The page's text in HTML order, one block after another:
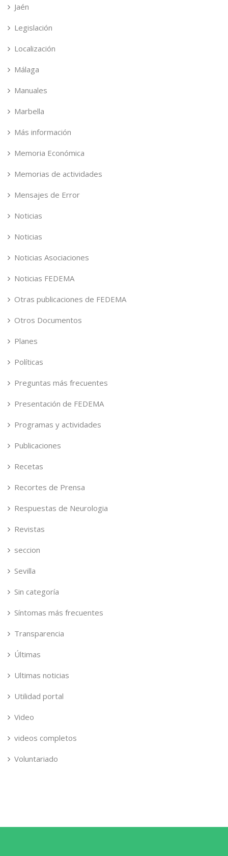
Jaén
Legislación
Localización
Málaga
Manuales
Marbella
Más información
Memoria Económica
Memorias de actividades
Mensajes de Error
Noticias
Noticias
Noticias Asociaciones
Noticias FEDEMA
Otras publicaciones de FEDEMA
Otros Documentos
Planes
Políticas
Preguntas más frecuentes
Presentación de FEDEMA
Programas y actividades
Publicaciones
Recetas
Recortes de Prensa
Respuestas de Neurologia
Revistas
seccion
Sevilla
Sin categoría
Síntomas más frecuentes
Transparencia
Últimas
Ultimas noticias
Utilidad portal
Video
videos completos
Voluntariado